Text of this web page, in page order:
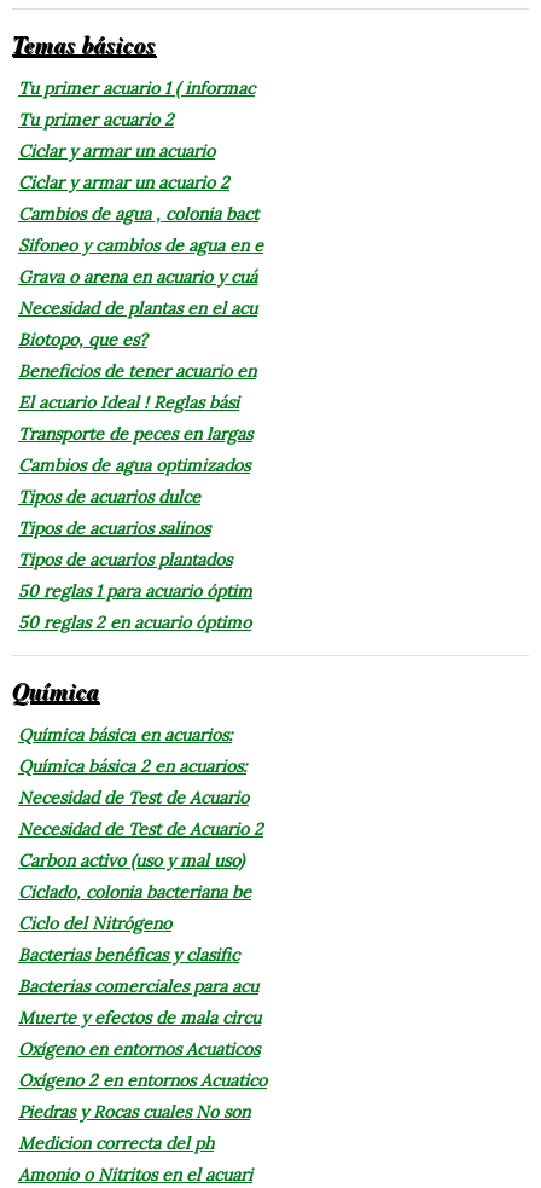
Temas básicos
Tu primer acuario 1 ( informac
Tu primer acuario 2
Ciclar y armar un acuario
Ciclar y armar un acuario 2
Cambios de agua , colonia bact
Sifoneo y cambios de agua en e
Grava o arena en acuario y cuá
Necesidad de plantas en el acu
Biotopo, que es?
Beneficios de tener acuario en
El acuario Ideal ! Reglas bási
Transporte de peces en largas
Cambios de agua optimizados
Tipos de acuarios dulce
Tipos de acuarios salinos
Tipos de acuarios plantados
50 reglas 1 para acuario óptim
50 reglas 2 en acuario óptimo
Química
Química básica en acuarios:
Química básica 2 en acuarios:
Necesidad de Test de Acuario
Necesidad de Test de Acuario 2
Carbon activo (uso y mal uso)
Ciclado, colonia bacteriana be
Ciclo del Nitrógeno
Bacterias benéficas y clasific
Bacterias comerciales para acu
Muerte y efectos de mala circu
Oxígeno en entornos Acuaticos
Oxígeno 2 en entornos Acuatico
Piedras y Rocas cuales No son
Medicion correcta del ph
Amonio o Nitritos en el acuari